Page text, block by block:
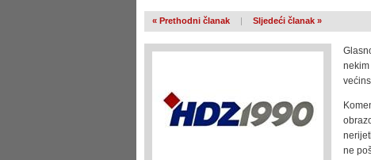
« Prethodni članak | Sljedeći članak »
ne